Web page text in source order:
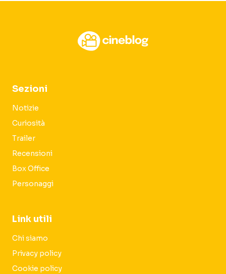
Sezioni
Notizie
Curiosità
Trailer
Recensioni
Box Office
Personaggi
Link utili
Chi siamo
Privacy policy
Cookie policy